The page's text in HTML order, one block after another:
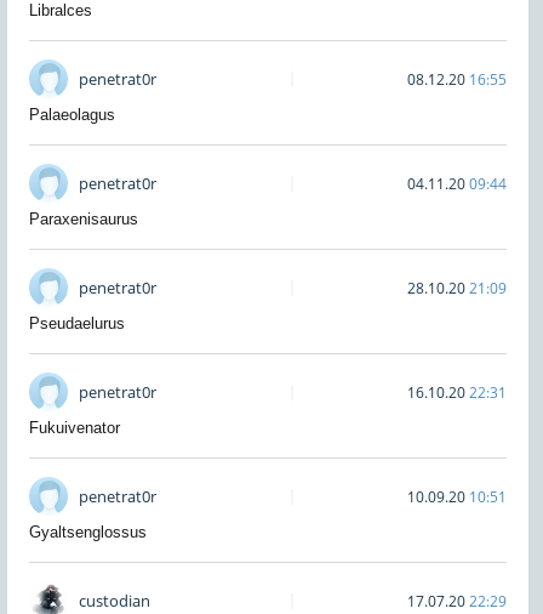
Libralces
penetrat0r 08.12.20 16:55
Palaeolagus
penetrat0r 04.11.2009:44
Paraxenisaurus
penetrat0r 28.10.2021:09
Pseudaelurus
penetrat0r 16.10.2022:31
Fukuivenator
penetrat0r 10.09.20 10:51
Gyaltsenglossus
custodian 17.07.2022:29